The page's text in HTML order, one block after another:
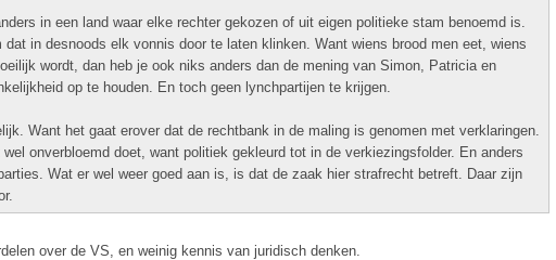
in een land waar elke rechter gekozen of uit eigen politieke stam benoemd is.
in desnoods elk vonnis door te laten klinken. Want wiens brood men eet, wiens
wordt, dan heb je ook niks anders dan de mening van Simon, Patricia en
op te houden. En toch geen lynchpartijen te krijgen.
Want het gaat erover dat de rechtbank in de maling is genomen met verklaringen.
onverbloemd doet, want politiek gekleurd tot in de verkiezingsfolder. En anders
Wat er wel weer goed aan is, is dat de zaak hier strafrecht betreft. Daar zijn
over de VS, en weinig kennis van juridisch denken.